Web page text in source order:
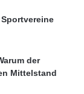
der
Mittelstand